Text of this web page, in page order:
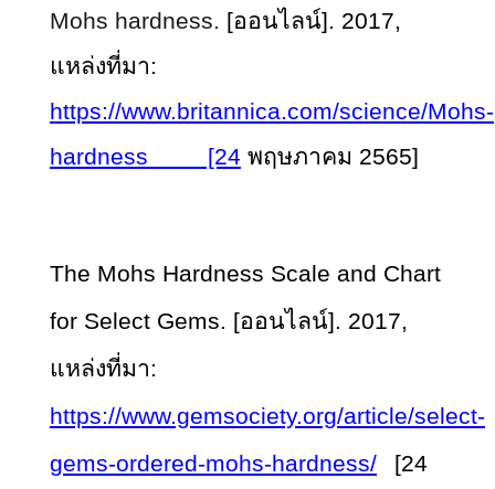
Mohs hardness. [ออนไลน์]. 2017,
แหล่งที่มา:
https://www.britannica.com/science/Mohs-
hardness [24 พฤษภาคม 2565]
The Mohs Hardness Scale and Chart
for Select Gems. [ออนไลน์]. 2017,
แหล่งที่มา:
https://www.gemsociety.org/article/select-
gems-ordered-mohs-hardness/
[24